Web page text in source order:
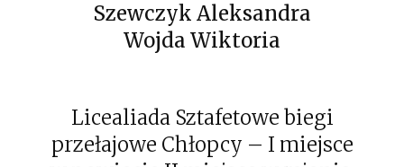
Szewczyk Aleksandra
Wojda Wiktoria
Licealiada Sztafetowe biegi
przełajowe Chłopcy – I miejsce